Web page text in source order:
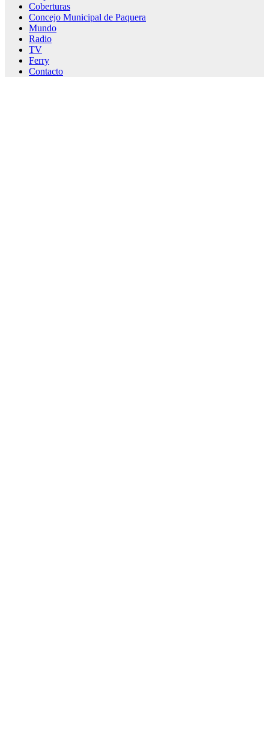
Coberturas
Concejo Municipal de Paquera
Mundo
Radio
TV
Ferry
Contacto